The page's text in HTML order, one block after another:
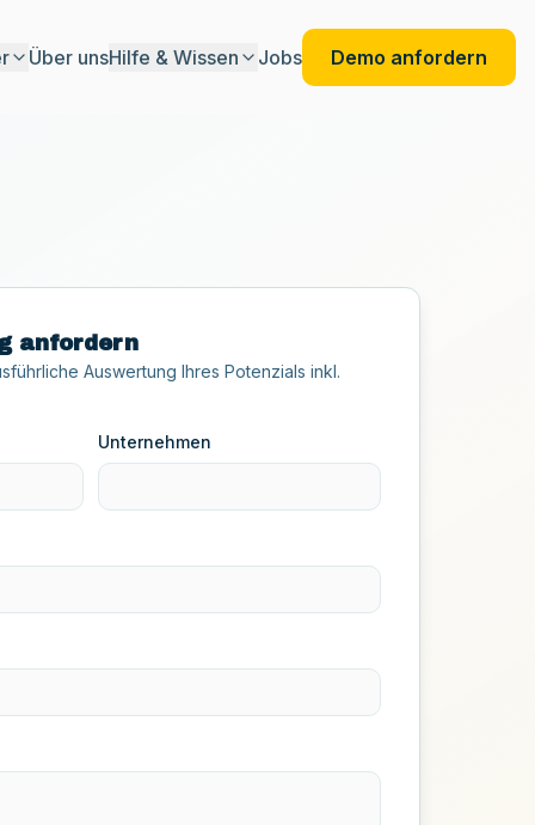
Über unsHilfe & Wissen Jobs Demo anfordern
anfordern
Auswertung Ihres Potenzials inkl.
Unternehmen